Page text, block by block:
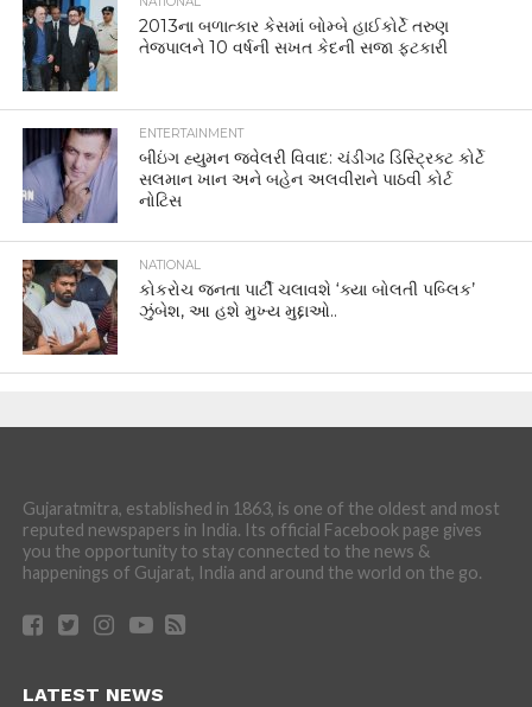
2013ના બળાત્કાર કેસમાં બોમ્બે હાઈકોર્ટે તરુણ
તેજપાલને 10 વર્ષની સખત કેદની સજા ફટકારી
ENTERTAINMENT
બીઇંગ હ્યુમન જ્વેલરી વિવાદ: ચંડીગઢ ડિસ્ટ્રિક્ટ કોર્ટે
સલમાન ખાન અને બહેન અલવીરાને પાઠવી કોર્ટ
નોટિસ
NATIONAL
કોકરોચ જનતા પાર્ટી ચલાવશે ‘ક્યા બોલતી પબ્લિક’
ઝુંબેશ, આ હશે મુખ્ય મુદ્દાઓ..
Gujaratmitra, established in 1863, is one of the oldest and most
reputed newspapers in India. Its official Facebook page gives
you the opportunity to stay connected to the news &
happenings of Gujarat, India and around the world on the go.
LATEST NEWS